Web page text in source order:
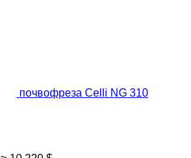
почвофреза Celli NG 310